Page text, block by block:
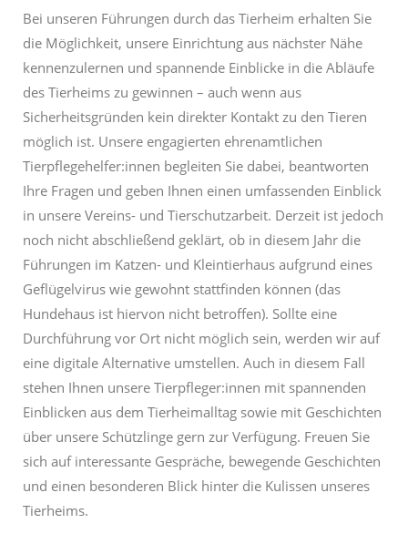
Bei unseren Führungen durch das Tierheim erhalten Sie
die Möglichkeit, unsere Einrichtung aus nächster Nähe
kennenzulernen und spannende Einblicke in die Abläufe
des Tierheims zu gewinnen – auch wenn aus
Sicherheitsgründen kein direkter Kontakt zu den Tieren
möglich ist. Unsere engagierten ehrenamtlichen
Tierpflegehelfer:innen begleiten Sie dabei, beantworten
Ihre Fragen und geben Ihnen einen umfassenden Einblick
in unsere Vereins- und Tierschutzarbeit. Derzeit ist jedoch
noch nicht abschließend geklärt, ob in diesem Jahr die
Führungen im Katzen- und Kleintierhaus aufgrund eines
Geflügelvirus wie gewohnt stattfinden können (das
Hundehaus ist hiervon nicht betroffen). Sollte eine
Durchführung vor Ort nicht möglich sein, werden wir auf
eine digitale Alternative umstellen. Auch in diesem Fall
stehen Ihnen unsere Tierpfleger:innen mit spannenden
Einblicken aus dem Tierheimalltag sowie mit Geschichten
über unsere Schützlinge gern zur Verfügung. Freuen Sie
sich auf interessante Gespräche, bewegende Geschichten
und einen besonderen Blick hinter die Kulissen unseres
Tierheims.